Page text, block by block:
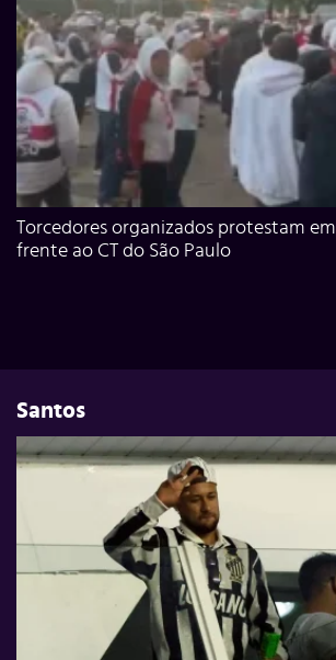
Torcedores organizados protestam em
frente ao CT do São Paulo
Santos